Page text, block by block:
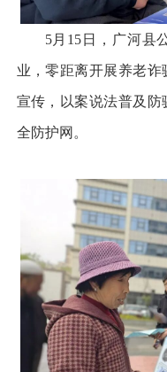
5月15日，广河县
业，零距离开展养老
宣传，以案说法普及
全防护网。